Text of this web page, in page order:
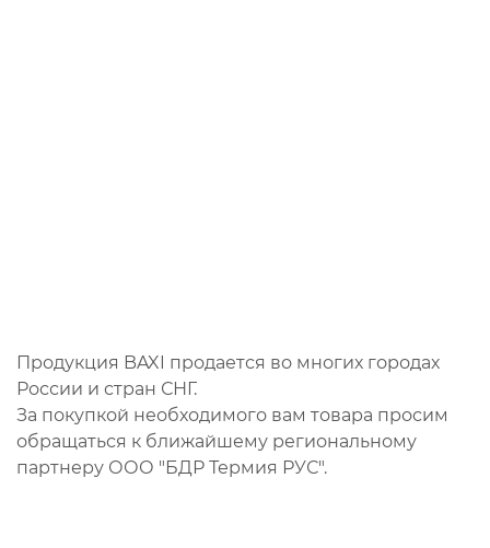
Продукция BAXI продается во многих городах
России и стран СНГ.
За покупкой необходимого вам товара просим
обращаться к ближайшему региональному
партнеру ООО "БДР Термия РУС".